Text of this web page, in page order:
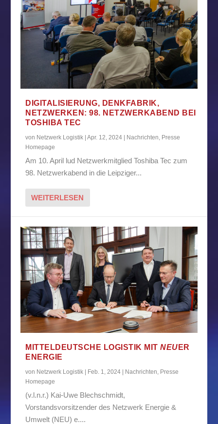
DIGITALISIERUNG, DENKFABRIK,
NETZWERKEN: 98. NETZWERKABEND BEI
TOSHIBA TEC
von Netzwerk Logistik |Apr. 12, 2024 | Nachrichten, Presse
Homepage
Am 10. April lud Netzwerkmitglied Toshiba Tec zum
98. Netzwerkabend in die Leipziger...
WEITERLESEN
MITTELDEUTSCHE LOGISTIK MITNEU ER
ENERGIE
von Netzwerk Logistik | Feb. 1, 2024 | Nachrichten Presse
Homepage
(v.l.n.r.) Kai-Uwe Blechschmidt,
Vorstandsvorsitzender des Netzwerk Energie &
Umwelt (NEU) e....